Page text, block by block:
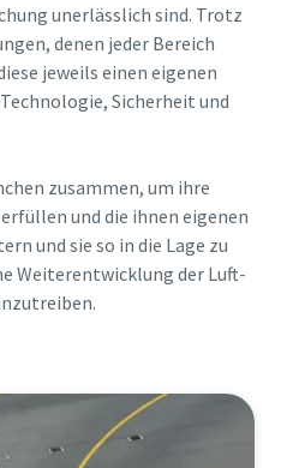
unerlässlich sind. Trotz
denen jeder Bereich
jeweils einen eigenen
Sicherheit und
zusammen, um ihre
und die ihnen eigenen
und sie so in die Lage zu
Weiterentwicklung der Luft-